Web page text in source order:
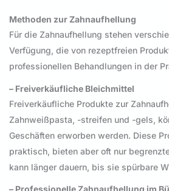
Methoden zur Zahnaufhellung
Für die Zahnaufhellung stehen
Verfügung, die von rezeptfreien
professionellen Behandlungen in der
– Freiverkäufliche Bleichmittel
Freiverkäufliche Produkte zur
Zahnweißpasta, -streifen und -gels,
Geschäften erworben werden. Diese
praktisch, bieten aber oft nur
kann länger dauern, bis sie spürbare